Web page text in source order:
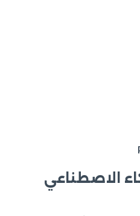
الاصطناعي